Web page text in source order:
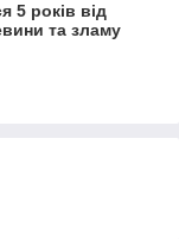
5 років від
та зламу